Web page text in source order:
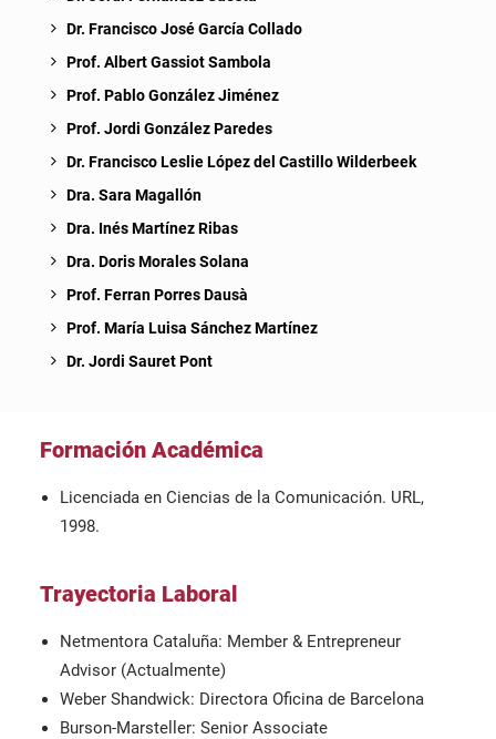
Dr. Francisco José García Collado
Prof. Albert Gassiot Sambola
Prof. Pablo González Jiménez
Prof. Jordi González Paredes
Dr. Francisco Leslie López del Castillo Wilderbeek
Dra. Sara Magallón
Dra. Inés Martínez Ribas
Dra. Doris Morales Solana
Prof. Ferran Porres Dausà
Prof. María Luisa Sánchez Martínez
Dr. Jordi Sauret Pont
Formación Académica
Licenciada en Ciencias de la Comunicación. URL,
1998.
Trayectoria Laboral
Netmentora Cataluña: Member & Entrepreneur
Advisor (Actualmente)
Weber Shandwick: Directora Oficina de Barcelona
Burson-Marsteller: Senior Associate